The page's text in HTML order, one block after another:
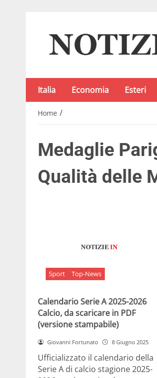
Italia Economia Esteri
Home /
Medaglie
Qualità delle
Sport Top-News
Calendario Serie A 2025-2026
Calcio, da scaricare in PDF
(versione stampabile)
Giovanni Fortunato 8 Giugno 2025
Ufficializzato il calendario della
Serie A di calcio stagione 2025-